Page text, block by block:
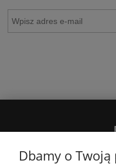
Dbamy o